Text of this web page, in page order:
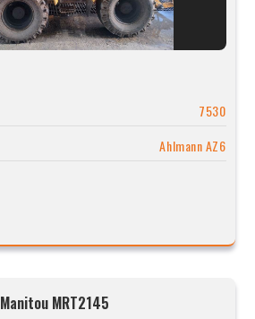
7530
Ahlmann AZ6
Manitou MRT2145